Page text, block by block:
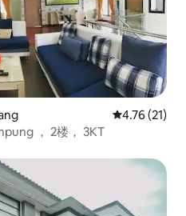
平均评分
4.76 (21)
， 2楼， 3KT